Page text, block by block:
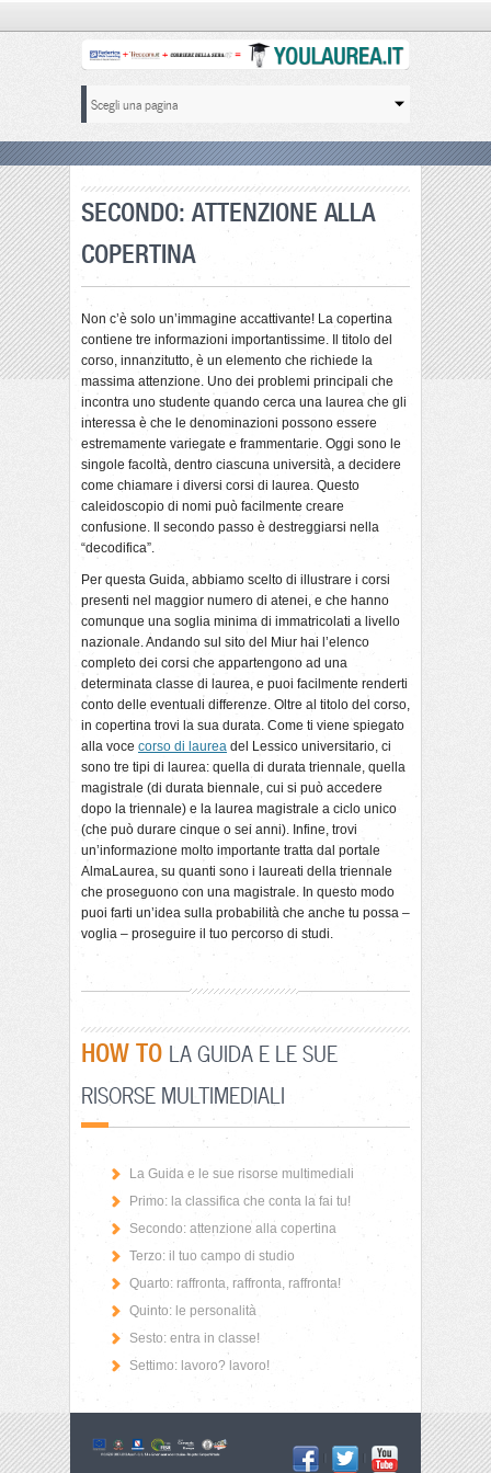
SECONDO: ATTENZIONE ALLA
COPERTINA
Non c’è solo un’immagine accattivante! La copertina
contiene tre informazioni importantissime. Il titolo del
corso, innanzitutto, è un elemento che richiede la
massima attenzione. Uno dei problemi principali che
incontra uno studente quando cerca una laurea che gli
interessa è che le denominazioni possono essere
estremamente variegate e frammentarie. Oggi sono le
singole facoltà, dentro ciascuna università, a decidere
come chiamare i diversi corsi di laurea. Questo
caleidoscopio di nomi può facilmente creare
confusione. Il secondo passo è destreggiarsi nella
“decodifica”.
Per questa Guida, abbiamo scelto di illustrare i corsi
presenti nel maggior numero di atenei, e che hanno
comunque una soglia minima di immatricolati a livello
nazionale. Andando sul sito del Miur hai l’elenco
completo dei corsi che appartengono ad una
determinata classe di laurea, e puoi facilmente renderti
conto delle eventuali differenze. Oltre al titolo del corso,
in copertina trovi la sua durata. Come ti viene spiegato
alla voce corso di laurea del Lessico universitario, ci
sono tre tipi di laurea: quella di durata triennale, quella
magistrale (di durata biennale, cui si può accedere
dopo la triennale) e la laurea magistrale a ciclo unico
(che può durare cinque o sei anni). Infine, trovi
un’informazione molto importante tratta dal portale
AlmaLaurea, su quanti sono i laureati della triennale
che proseguono con una magistrale. In questo modo
puoi farti un’idea sulla probabilità che anche tu possa –
voglia – proseguire il tuo percorso di studi.
HOW TO LA GUIDA E LE SUE
RISORSE MULTIMEDIALI
La Guida e le sue risorse multimediali
Primo: la classifica che conta la fai tu!
Secondo: attenzione alla copertina
Terzo: il tuo campo di studio
Quarto: raffronta, raffronta, raffronta!
Quinto: le personalità
Sesto: entra in classe!
Settimo: lavoro? lavoro!